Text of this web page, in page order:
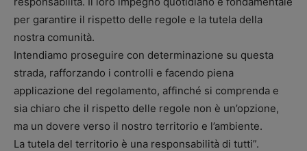
per garantire il rispetto delle regole e la tutela della
nostra comunità.
Intendiamo proseguire con determinazione su questa
strada, rafforzando i controlli e facendo piena
applicazione del regolamento, affinché si comprenda e
sia chiaro che il rispetto delle regole non è un’opzione,
ma un dovere verso il nostro territorio e l’ambiente.
La tutela del territorio è una responsabilità di tutti”.